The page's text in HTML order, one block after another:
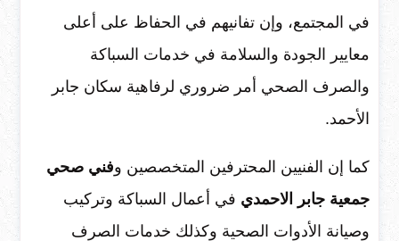
في المجتمع، وإن تفانيهم في الحفاظ على أعلى
معايير الجودة والسلامة في خدمات السباكة
والصرف الصحي أمر ضروري لرفاهية سكان جابر
الأحمد.
كما إن الفنيين المحترفين المتخصصين وفني صحي
جمعية جابر الاحمدي في أعمال السباكة وتركيب
وصيانة الأدوات الصحية وكذلك خدمات الصرف